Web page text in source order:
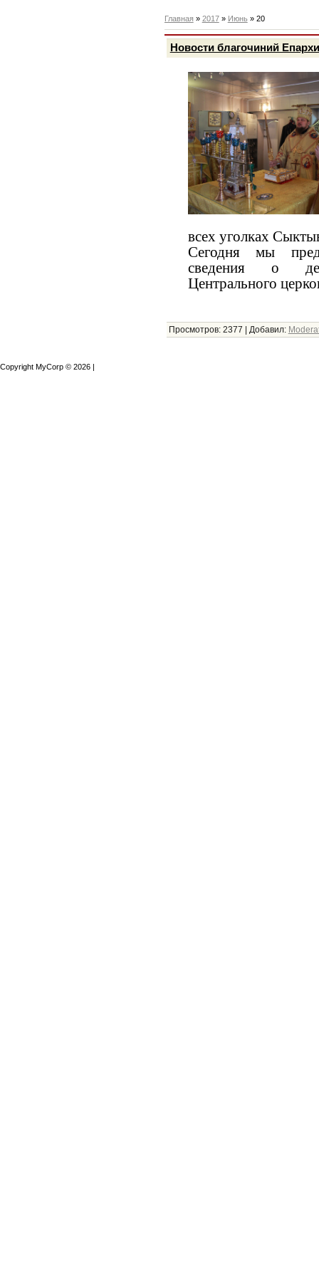
Главная » 2017 » Июнь » 20
Новости благочиний
всех уголках
Сегодня мы
сведения о
Центрального
Просмотров: 2377 Добавил:
Copyright MyCorp © 2026 |